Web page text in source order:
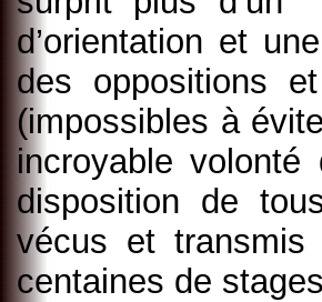
d’orientation et
des oppositions
(impossibles à
incroyable
disposition de
vécus et
centaines de